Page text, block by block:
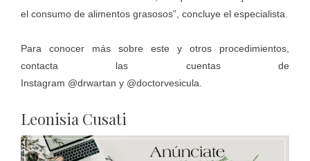
el consumo de alimentos grasosos”, concluye el especialista.
Para conocer más sobre este y otros procedimientos,
contacta las cuentas de
Instagram @drwartan y @doctorvesicula.
Leonisia Cusati